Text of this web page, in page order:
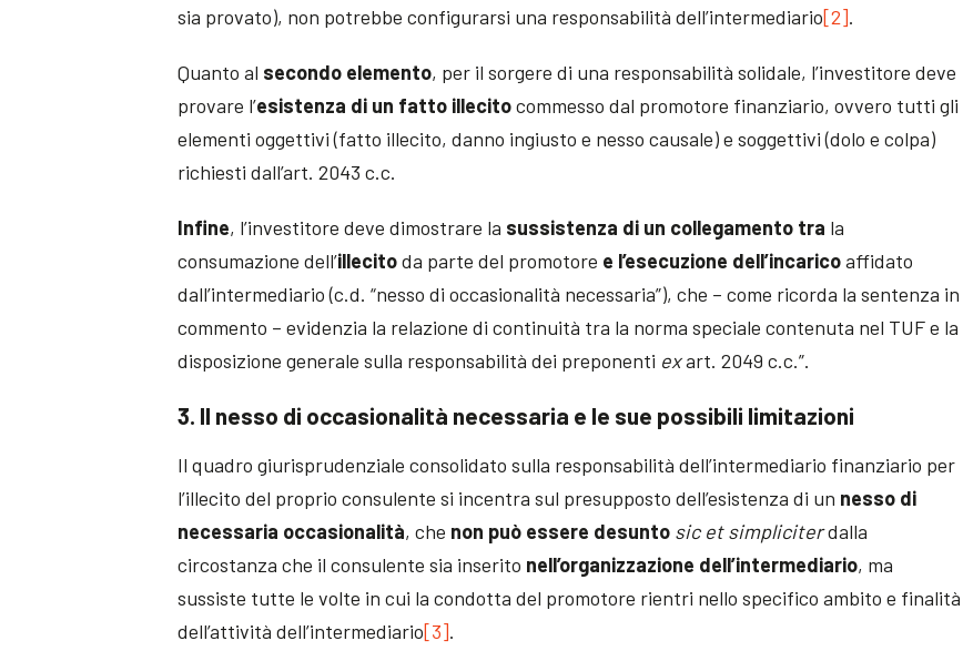
sia provato), non potrebbe configurarsi una responsabilità dell’intermediario[2].
Quanto al secondo elemento, per il sorgere di una responsabilità solidale, l’investitore deve
provare l’esistenza di un fatto illecitocommesso dal promotore finanziario, ovvero tutti gli
elementi oggettivi (fatto illecito, danno ingiusto e nesso causale) e soggettivi (dolo e colpa)
richiesti dall’art. 2043 c.c.
Infine, l’investitore deve dimostrare la sussistenza di un collegamento tra la
consumazione dell’illecitoda parte del promotore e l’esecuzione dell’incaricoaffidato
dall’intermediario (c.d. “nesso di occasionalità necessaria”), che – come ricorda la sentenza in
commento – evidenzia la relazione di continuità tra la norma speciale contenuta nel TUF e la
disposizione generale sulla responsabilità dei preponenti exart. 2049 c.c.”.
3. Il nesso di occasionalità necessaria e le sue possibili limitazioni
Il quadro giurisprudenziale consolidato sulla responsabilità dell’intermediario finanziario per
l’illecito del proprio consulente si incentra sul presupposto dell’esistenza di un nesso di
necessaria occasionalità, che non può essere desunto sic et simpliciterdalla
circostanza che il consulente sia inserito nell’organizzazione dell’intermediario, ma
sussiste tutte le volte in cui la condotta del promotore rientri nello specifico ambito e finalità
dell’attività dell’intermediario[3].